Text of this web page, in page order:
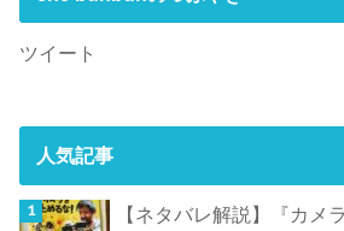
ツイート
人気記事
【ネタバレ解説】『カメ